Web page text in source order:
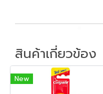
สินค้าเกี่ยวข้อง
New